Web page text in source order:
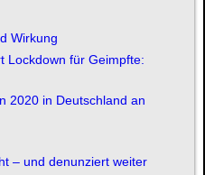
Wirkung
Lockdown für Geimpfte:
2020 in Deutschland an
– und denunziert weiter